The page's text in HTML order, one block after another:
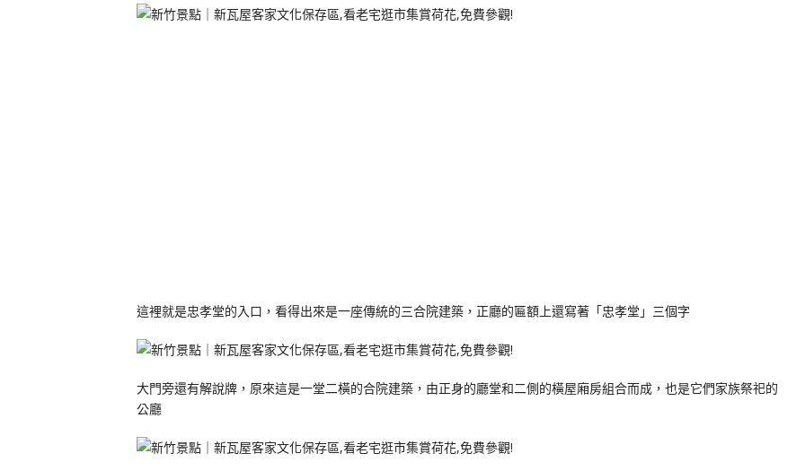
這裡就是忠孝堂的入口，看得出來是一座傳統的三合院建築，正廳的匾額上還寫著「忠孝堂」三個字
大門旁還有解說牌，原來這是一堂二橫的合院建築，由正身的廳堂和二側的橫屋廂房組合而成，也是它們家族祭祀的
公廳